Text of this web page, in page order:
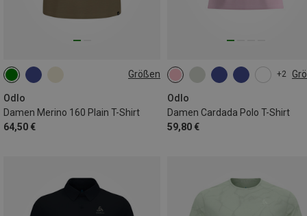
Größen
Odlo
Damen Merino 160 Plain T-Shirt
64,50 €
XS S
+2
Odlo
Damen Cardada Polo T-Shirt
59,80 €
XS M XL